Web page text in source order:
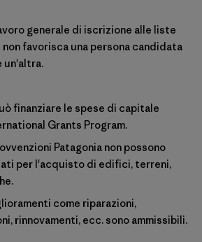
generale di iscrizione alle liste
favorisca una persona candidata
finanziare le spese di capitale
Grants Program.
Patagonia non possono
per l'acquisto di edifici, terreni,
come riparazioni,
rinnovamenti, ecc. sono ammissibili.